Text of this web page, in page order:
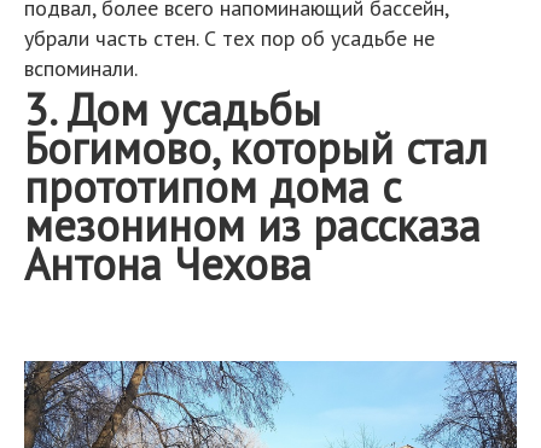
подвал, более всего напоминающий бассейн,
убрали часть стен. С тех пор об усадьбе не
вспоминали.
3. Дом усадьбы
Богимово, который стал
прототипом дома с
мезонином из рассказа
Антона Чехова